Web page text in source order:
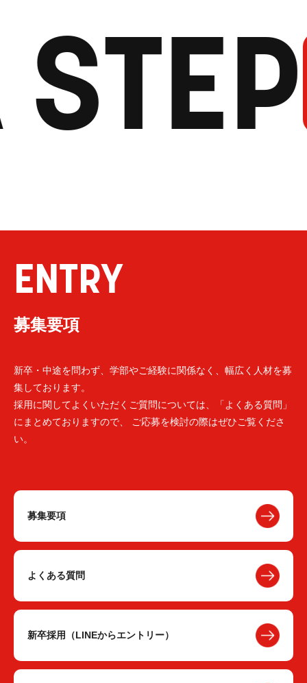
い
自
ENTRY
募集要項
新卒・中途を問わず、学部やご経験に関係なく、幅広く人材を募
集しております。
採用に関してよくいただくご質問については、「よくある質問」
にまとめておりますので、 ご応募を検討の際はぜひご覧くださ
い。
募集要項
よくある質問
新卒採用（LINEからエントリー）